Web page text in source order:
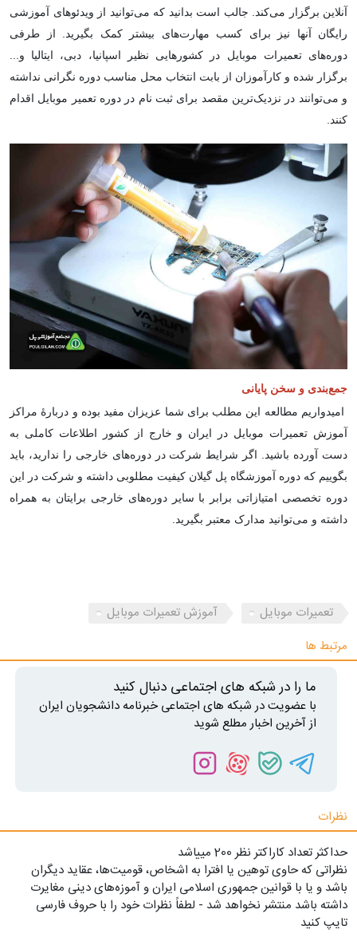
آنلاین برگزار می‌کند. جالب است بدانید که می‌توانید از ویدئوهای آموزشی
رایگان آنها نیز برای کسب مهارت‌های بیشتر کمک بگیرید. از طرفی
دوره‌های تعمیرات موبایل در کشورهایی نظیر اسپانیا، دبی، ایتالیا و...
برگزار شده و کارآموزان از بابت انتخاب محل مناسب دوره نگرانی نداشته
و می‌توانند در نزدیک‌ترین مقصد برای ثبت نام در دوره تعمیر موبایل اقدام
کنند.
جمع‌بندی و سخن پایانی
امیدواریم مطالعه این مطلب برای شما عزیزان مفید بوده و دربارۀ مراکز
آموزش تعمیرات موبایل در ایران و خارج از کشور اطلاعات کاملی به
دست آورده باشید. اگر شرایط شرکت در دوره‌های خارجی را ندارید، باید
بگوییم که دوره آموزشگاه پل گیلان کیفیت مطلوبی داشته و شرکت در این
دوره تخصصی امتیازاتی برابر با سایر دوره‌های خارجی برایتان به همراه
داشته و می‌توانید مدارک معتبر بگیرید.
تعمیرات موبایل
آموزش تعمیرات موبایل
مرتبط ها
ما را در شبکه های اجتماعی دنبال کنید
با عضویت در شبکه های اجتماعی خبرنامه دانشجویان ایران
از آخرین اخبار مطلع شوید
نظرات
حداکثر تعداد کاراکتر نظر 200 ميياشد
نظراتی که حاوی توهین یا افترا به اشخاص، قومیت‌ها، عقاید دیگران
باشد و یا با قوانین جمهوری اسلامی ایران و آموزه‌های دینی مغایرت
داشته باشد منتشر نخواهد شد - لطفاً نظرات خود را با حروف فارسی
تایپ کنید